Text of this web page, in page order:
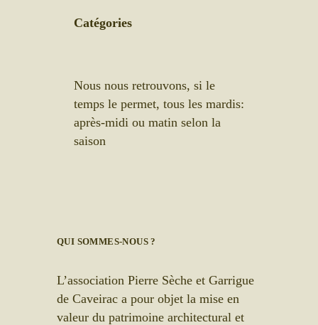
Catégories
Nous nous retrouvons, si le
temps le permet, tous les mardis:
après-midi ou matin selon la
saison
QUI SOMMES-NOUS ?
L’association Pierre Sèche et Garrigue
de Caveirac a pour objet la mise en
valeur du patrimoine architectural et